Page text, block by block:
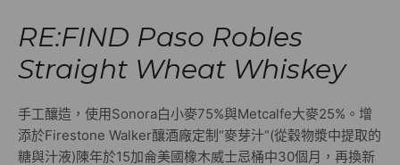
RE:FIND Paso Robles
Straight Wheat Whiskey
手工釀造，使用Sonora白小麥75%與Metcalfe大麥25%。增
添於Firestone Walker釀酒廠定制“麥芽汁“(從穀物漿中提取的
糖與汁液)陳年於15加侖美國橡木威士忌桶中30個月，再換新